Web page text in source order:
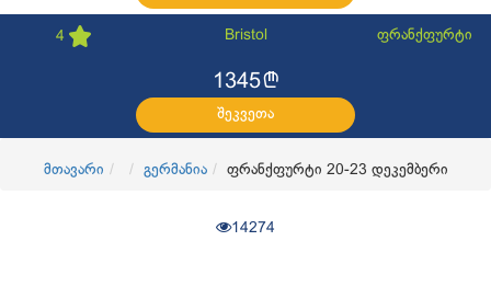
4 Bristol ფრანქფურტი
1345l
შეკვეთა
მთავარი გერმანია ფრანქფურტი 20-23 დეკემბერი
14274